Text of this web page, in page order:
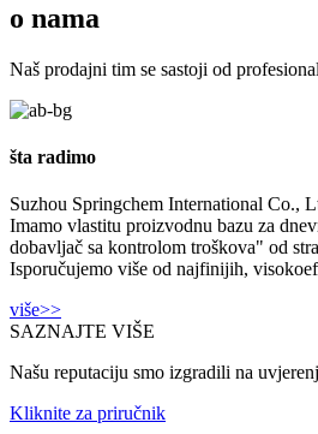
o nama
Naš prodajni tim se sastoji od
šta radimo
Suzhou Springchem International Co.,
Imamo vlastitu proizvodnu bazu za
dobavljač sa kontrolom troškova" od
Isporučujemo više od najfinijih,
više>>
SAZNAJTE VIŠE
Našu reputaciju smo izgradili na
Kliknite za priručnik